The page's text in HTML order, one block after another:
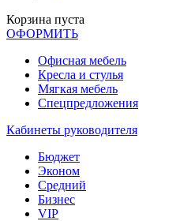
Корзина пуста
ОФОРМИТЬ
Офиcная мебель
Кресла и стулья
Мягкая мебель
Спецпредложения
Кабинеты руководителя
Бюджет
Эконом
Средний
Бизнес
VIP